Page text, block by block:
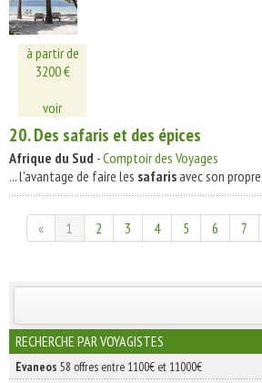
à partir de
3200 €
voir
20. Des safaris et des épices
Afrique du Sud -Comptoir des Voyages
... l'avantage de faire les safarisavec son
« 1 2 3 4 5 6 7
INSCRIVEZ-VOUS | ABONNEZ-VOUS
RECHERCHE PAR VOYAGISTES
Evaneos 58 offres entre 1100€ et 11000€